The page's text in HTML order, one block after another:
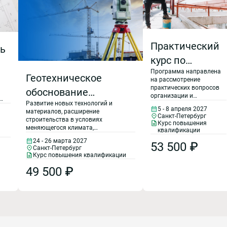
Геотехническое
обоснование
строительства:
изыскательская
деятельность в
области механики
фундаментостроения
Развитие новых технологий и
материалов, расширение
строительства в условиях
меняющегося климата,
многолетнемерзлых грунтов
требуют особого внимания к
обеспечению безопасности,
надежности и долговечности
строительных объектов. В
24 - 26 марта 2027
Санкт-Петербург
Курс повышения квалификации
49 500 ₽
Практический
курс по
техническому
обследованию
строительных
конструкций
зданий и
сооружений.
Программа направлена
на рассмотрение
практических вопросов
организации и
обследований
конструкций зданий и
сооружений.
рассматривает
организацию и
5 - 8 апреля 2027
Санкт-Петербург
Курс повышения
квалификации
53 500 ₽